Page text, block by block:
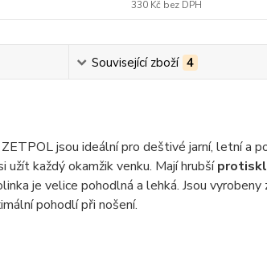
330 Kč bez DPH
Související zboží 4
jsou ideální pro deštivé jarní, letní a
každý okamžik venku. Mají hrubší
je velice pohodlná a lehká. Jsou vyrobeny
pohodlí při nošení.